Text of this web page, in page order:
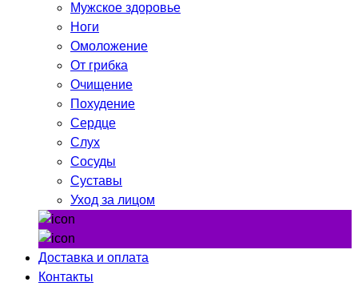
Мужское здоровье
Ноги
Омоложение
От грибка
Очищение
Похудение
Сердце
Слух
Сосуды
Суставы
Уход за лицом
Доставка и оплата
Контакты